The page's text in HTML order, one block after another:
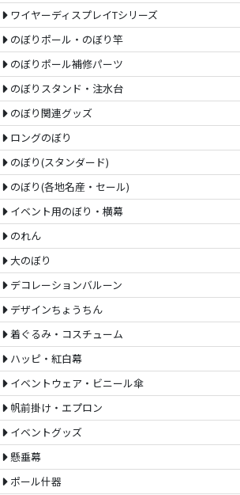
ワイヤーディスプレイTシリーズ
のぼりポール・のぼり竿
のぼりポール補修パーツ
のぼりスタンド・注水台
のぼり関連グッズ
ロングのぼり
のぼり(スタンダード)
のぼり(各地名産・セール)
イベント用のぼり・横幕
のれん
大のぼり
デコレーションバルーン
デザインちょうちん
着ぐるみ・コスチューム
ハッピ・紅白幕
イベントウェア・ビニール傘
帆前掛け・エプロン
イベントグッズ
懸垂幕
ポール什器